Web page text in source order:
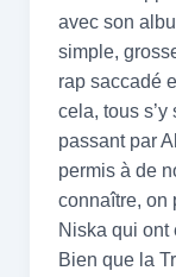
avec son
simple,
rap saccadé
cela, tous
passant par
permis à de
connaître, on
Niska qui ont
Bien que la